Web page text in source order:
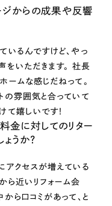
ジからの成果や反響
いるんですけど、やっ
をいただきます。 社長
ームな感じだねって。
の雰囲気と合っていて
て嬉しいです！
金に対してのリター
うか？
アクセスが増えている
ら近いリフォーム会
ら口コミがあって、と